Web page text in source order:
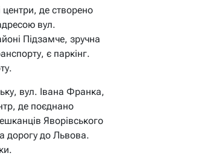
де створено
вул.
Підзамче, зручна
є паркінг.
вул. Івана Франка,
де поєднано
Яворівського
дорогу до Львова.